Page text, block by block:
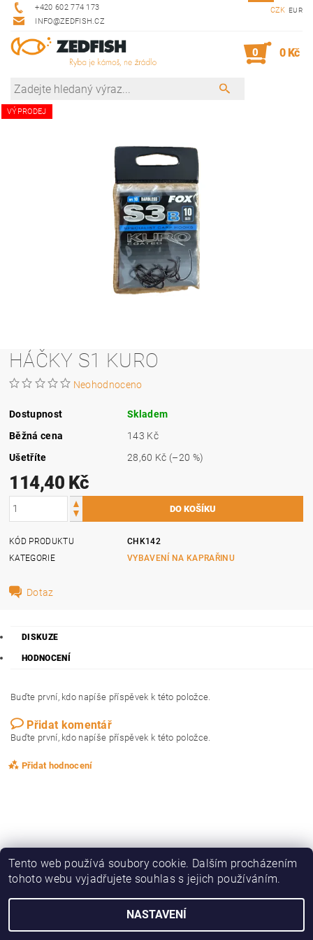
+420 602 774 173
INFO@ZEDFISH.CZ
CZK EUR
0 0 Kč
VÝPRODEJ
HÁČKY S1 KURO
Neohodnoceno
Dostupnost
Skladem
Běžná cena
143 Kč
Ušetříte
28,60 Kč (–20 %)
114,40 Kč
KÓD PRODUKTU
CHK142
KATEGORIE
VYBAVENÍ NA KAPRAŘINU
Dotaz
DISKUZE
HODNOCENÍ
Buďte první, kdo napíše příspěvek k této položce.
Přidat komentář
Buďte první, kdo napíše příspěvek k této položce.
Přidat hodnocení
Heureka.cz | OBLEČENÍ, OBUV
2026 © ZedFish - rybářská speciálka, všechna práva vyhrazena
Tento web používá soubory cookie. Dalším procházením
tohoto webu vyjadřujete souhlas s jejich používáním.
NASTAVENÍ